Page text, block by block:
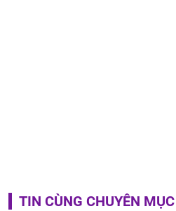
TIN CÙNG CHUYÊN MỤC